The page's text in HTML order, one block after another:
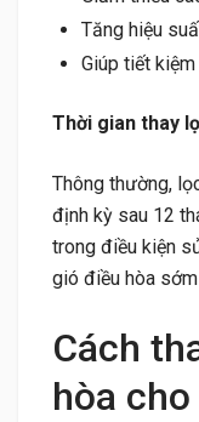
Tăng hiệu
Giúp tiết kiệm
Thời gian thay
Thông thường,
định kỳ sau 12
trong điều kiện
gió điều hòa
Cách
hòa